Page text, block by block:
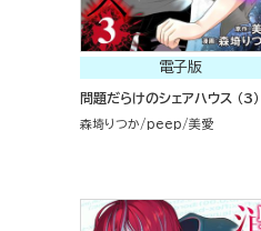
電子版
問題だらけのシェアハウス （3）
森埼りつか peep 美愛